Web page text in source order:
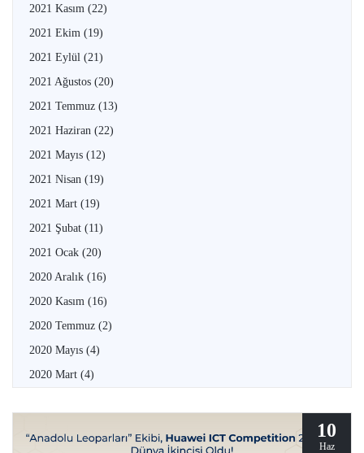
2021 Kasım (22)
2021 Ekim (19)
2021 Eylül (21)
2021 Ağustos (20)
2021 Temmuz (13)
2021 Haziran (22)
2021 Mayıs (12)
2021 Nisan (19)
2021 Mart (19)
2021 Şubat (11)
2021 Ocak (20)
2020 Aralık (16)
2020 Kasım (16)
2020 Temmuz (2)
2020 Mayıs (4)
2020 Mart (4)
10
Haz